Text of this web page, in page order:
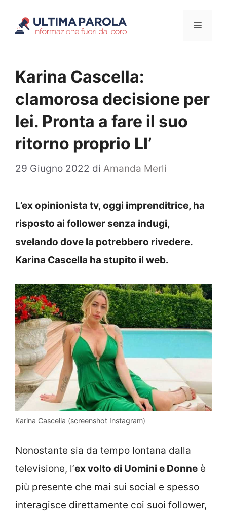
Menu
Karina Cascella:
clamorosa decisione per
lei. Pronta a fare il suo
ritorno proprio LI’
29 Giugno 2022 di Amanda Merli
L’ex opinionista tv, oggi imprenditrice, ha
risposto ai follower senza indugi,
svelando dove la potrebbero rivedere.
Karina Cascella ha stupito il web.
Karina Cascella (screenshot Instagram)
Nonostante sia da tempo lontana dalla
televisione, l’ex volto di Uomini e Donne è
più presente che mai sui social e spesso
interagisce direttamente coi suoi follower,